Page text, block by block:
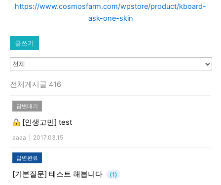
https://www.cosmosfarm.com/wpstore/product/kboard-
ask-one-skin
글쓰기
전체게시글 416
답변대기
[인생고민] test
aaaa 2017.03.15
답변완료
[기본질문] 테스트 해봅니다 (1)